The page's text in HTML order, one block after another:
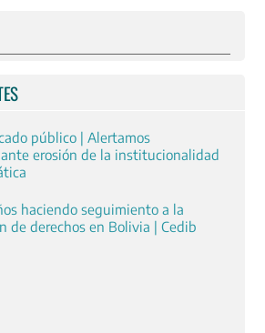
público | Alertamos
erosión de la institucionalidad
haciendo seguimiento a la
de derechos en Bolivia | Cedib